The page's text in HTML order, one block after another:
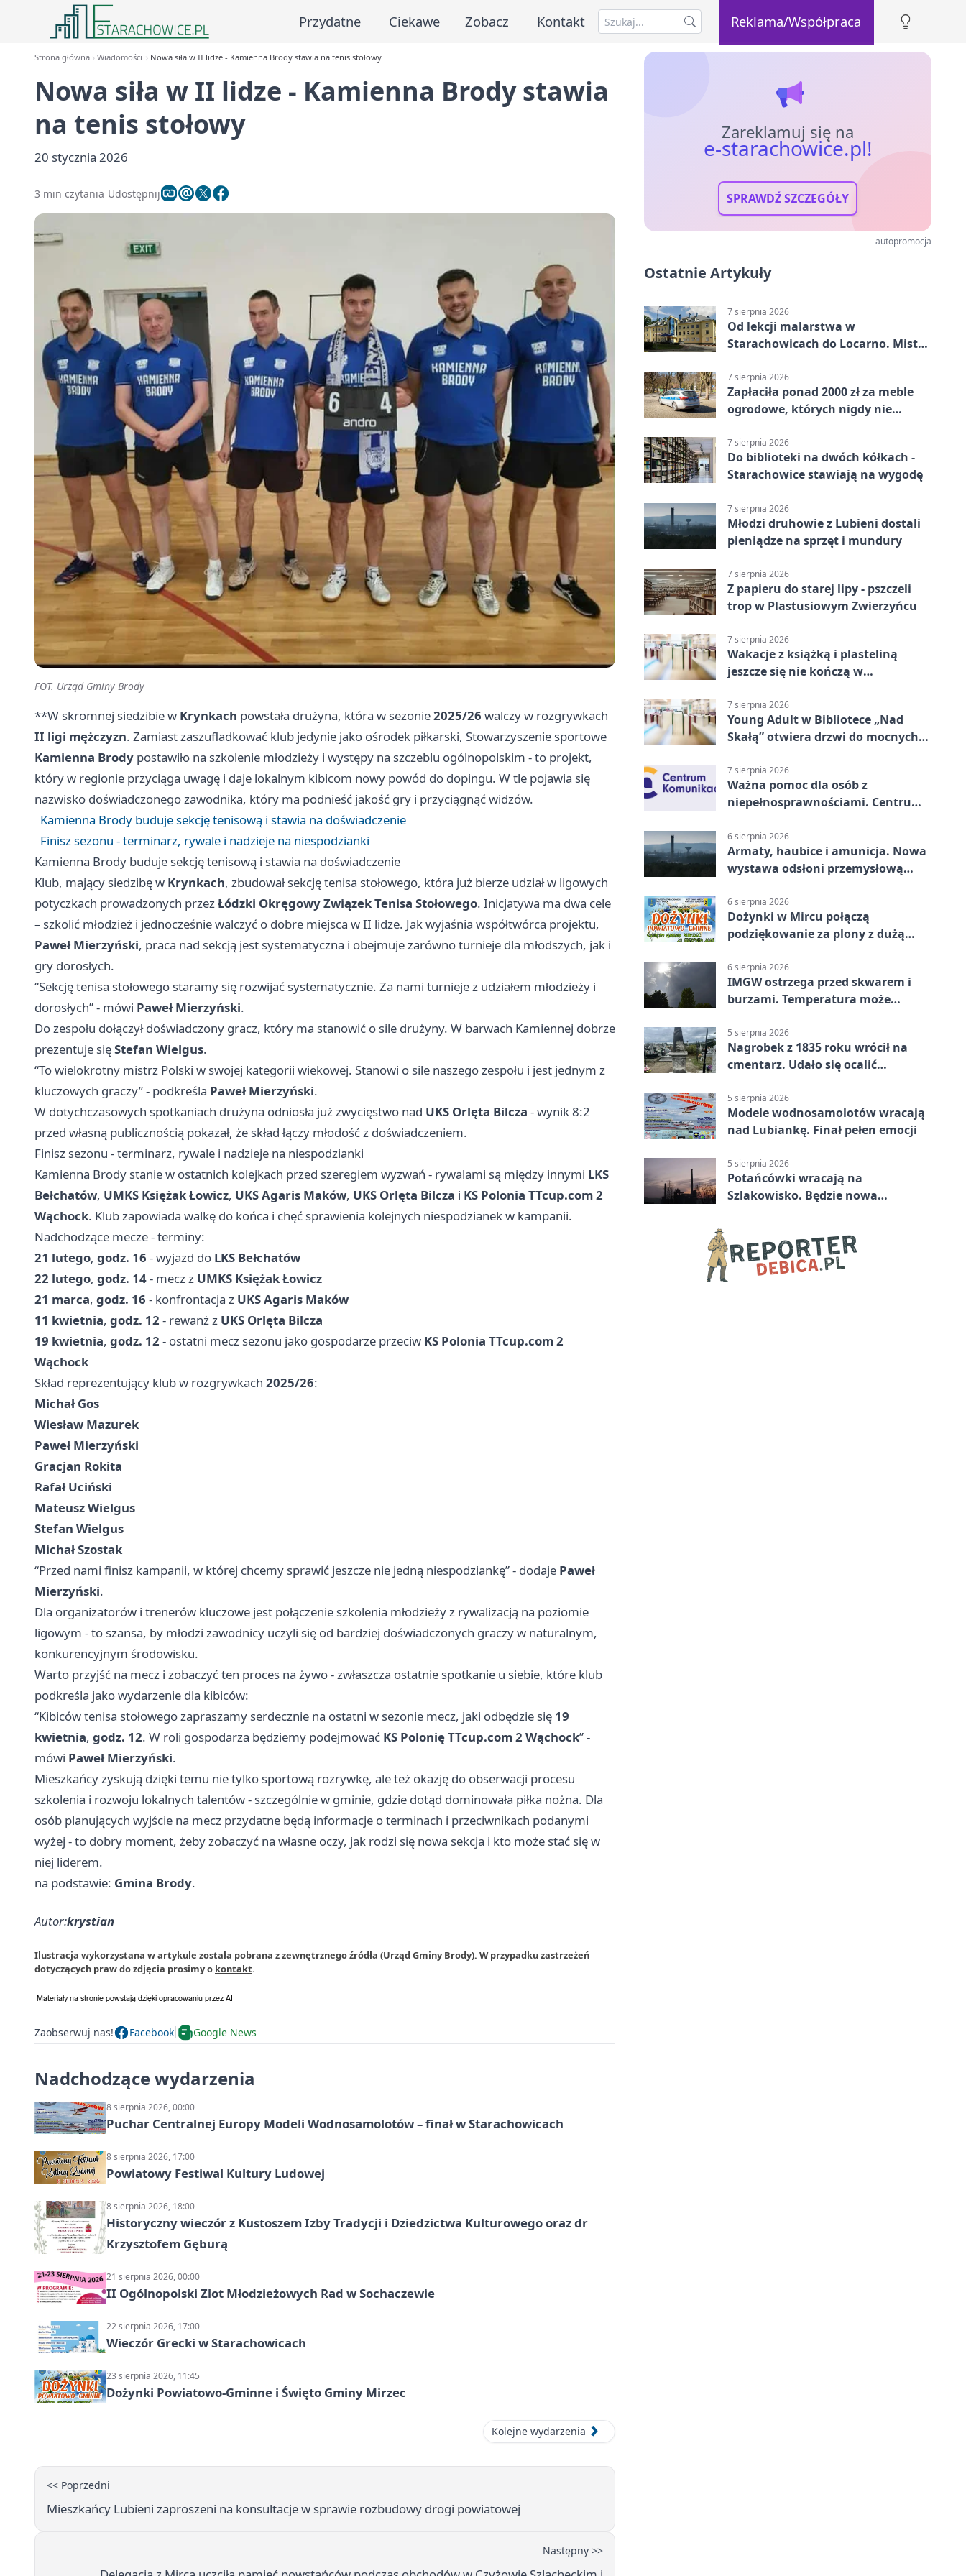
Przydatne Ciekawe Zobacz Kontakt Reklama/Współpraca
Strona główna Wiadomości Nowa siła w II lidze - Kamienna Brody stawia na tenis stołowy
Nowa siła w II lidze - Kamienna Brody stawia
na tenis stołowy
20 stycznia 2026
3 min czytania Udostępnij
FOT. Urząd Gminy Brody
**W skromnej siedzibie w Krynkach powstała drużyna, która w sezonie2025/26 walczy w rozgrywkach
II ligi mężczyzn. Zamiast zaszufladkować klub jedynie jako ośrodek piłkarski, Stowarzyszenie sportowe
Kamienna Brody postawiło na szkolenie młodzieży i występy na szczeblu ogólnopolskim - to projekt,
który w regionie przyciąga uwagę i daje lokalnym kibicom nowy powód do dopingu. W tle pojawia się
nazwisko doświadczonego zawodnika, który ma podnieść jakość gry i przyciągnąć widzów.
Kamienna Brody buduje sekcję tenisową i stawia na doświadczenie
Finisz sezonu - terminarz, rywale i nadzieje na niespodzianki
Kamienna Brody buduje sekcję tenisową i stawia na doświadczenie
Klub, mający siedzibę w Krynkach, zbudował sekcję tenisa stołowego, która już bierze udział w ligowych
potyczkach prowadzonych przezŁódzki Okręgowy Związek Tenisa Stołowego. Inicjatywa ma dwa cele
– szkolić młodzież i jednocześnie walczyć o dobre miejsca w II lidze. Jak wyjaśnia współtwórca projektu,
Paweł Mierzyński, praca nad sekcją jest systematyczna i obejmuje zarówno turnieje dla młodszych, jak i
gry dorosłych.
“Sekcję tenisa stołowego staramy się rozwijać systematycznie. Za nami turnieje z udziałem młodzieży i
dorosłych” - mówi Paweł Mierzyński.
Do zespołu dołączył doświadczony gracz, który ma stanowić o sile drużyny. W barwach Kamiennej dobrze
prezentuje sięStefan Wielgus.
“To wielokrotny mistrz Polski w swojej kategorii wiekowej. Stanowi o sile naszego zespołu i jest jednym z
kluczowych graczy” - podkreśla Paweł Mierzyński.
W dotychczasowych spotkaniach drużyna odniosła już zwycięstwo nad UKS Orlęta Bilcza - wynik 8:2
przed własną publicznością pokazał, że skład łączy młodość z doświadczeniem.
Finisz sezonu - terminarz, rywale i nadzieje na niespodzianki
Kamienna Brody stanie w ostatnich kolejkach przed szeregiem wyzwań - rywalami są między innymi LKS
Bełchatów, UMKS Księżak Łowicz, UKS Agaris Maków, UKS Orlęta Bilcza i KS Polonia TTcup.com 2
Wąchock. Klub zapowiada walkę do końca i chęć sprawienia kolejnych niespodzianek w kampanii.
Nadchodzące mecze - terminy:
21 lutego, godz. 16 - wyjazd do LKS Bełchatów
22 lutego, godz. 14- mecz z UMKS Księżak Łowicz
21 marca, godz. 16 - konfrontacja z UKS Agaris Maków
11 kwietnia, godz. 12 - rewanż z UKS Orlęta Bilcza
19 kwietnia, godz. 12 - ostatni mecz sezonu jako gospodarze przeciw KS Polonia TTcup.com 2
Wąchock
Skład reprezentujący klub w rozgrywkach 2025/26:
Michał Gos
Wiesław Mazurek
Paweł Mierzyński
Gracjan Rokita
Rafał Uciński
Mateusz Wielgus
Stefan Wielgus
Michał Szostak
“Przed nami finisz kampanii, w której chcemy sprawić jeszcze nie jedną niespodziankę” - dodaje Paweł
Mierzyński.
Dla organizatorów i trenerów kluczowe jest połączenie szkolenia młodzieży z rywalizacją na poziomie
ligowym - to szansa, by młodzi zawodnicy uczyli się od bardziej doświadczonych graczy w naturalnym,
konkurencyjnym środowisku.
Warto przyjść na mecz i zobaczyć ten proces na żywo - zwłaszcza ostatnie spotkanie u siebie, które klub
podkreśla jako wydarzenie dla kibiców:
“Kibiców tenisa stołowego zapraszamy serdecznie na ostatni w sezonie mecz, jaki odbędzie się 19
kwietnia, godz. 12. W roli gospodarza będziemy podejmować KS Polonię TTcup.com 2 Wąchock” -
mówi Paweł Mierzyński.
Mieszkańcy zyskują dzięki temu nie tylko sportową rozrywkę, ale też okazję do obserwacji procesu
szkolenia i rozwoju lokalnych talentów - szczególnie w gminie, gdzie dotąd dominowała piłka nożna. Dla
osób planujących wyjście na mecz przydatne będą informacje o terminach i przeciwnikach podanymi
wyżej - to dobry moment, żeby zobaczyć na własne oczy, jak rodzi się nowa sekcja i kto może stać się w
niej liderem.
na podstawie: Gmina Brody.
Autor:krystian
Ilustracja wykorzystana w artykule została pobrana z zewnętrznego źródła (Urząd Gminy Brody). W przypadku zastrzeżeń
dotyczących praw do zdjęcia prosimy o kontakt.
Zaobserwuj nas! Facebook Google News
Nadchodzące wydarzenia
8 sierpnia 2026, 00:00
Puchar Centralnej Europy Modeli Wodnosamolotów – finał w Starachowicach
8 sierpnia 2026, 17:00
Powiatowy Festiwal Kultury Ludowej
8 sierpnia 2026, 18:00
Historyczny wieczór z Kustoszem Izby Tradycji i Dziedzictwa Kulturowego oraz dr
Krzysztofem Gęburą
21 sierpnia 2026, 00:00
II Ogólnopolski Zlot Młodzieżowych Rad w Sochaczewie
22 sierpnia 2026, 17:00
Wieczór Grecki w Starachowicach
23 sierpnia 2026, 11:45
Dożynki Powiatowo-Gminne i Święto Gminy Mirzec
Kolejne wydarzenia
<< Poprzedni
Mieszkańcy Lubieni zaproszeni na konsultacje w sprawie rozbudowy drogi powiatowej
Następny >>
Zareklamuj się na
e-starachowice.pl!
SPRAWDŹ SZCZEGÓŁY
autopromocja
Ostatnie Artykuły
7 sierpnia 2026
Od lekcji malarstwa w
Starachowicach do Locarno. Mistrz
7 sierpnia 2026
Zapłaciła ponad 2000 zł za meble
ogrodowe, których nigdy nie
7 sierpnia 2026
Do biblioteki na dwóch kółkach -
Starachowice stawiają na wygodę
7 sierpnia 2026
Młodzi druhowie z Lubieni dostali
pieniądze na sprzęt i mundury
7 sierpnia 2026
Z papieru do starej lipy - pszczeli
trop w Plastusiowym Zwierzyńcu
7 sierpnia 2026
Wakacje z książką i plasteliną
jeszcze się nie kończą w
7 sierpnia 2026
Young Adult w Bibliotece „Nad
Skałą” otwiera drzwi do mocnych
7 sierpnia 2026
Ważna pomoc dla osób z
niepełnosprawnościami. Centrum
6 sierpnia 2026
Armaty, haubice i amunicja. Nowa
wystawa odsłoni przemysłową
6 sierpnia 2026
Dożynki w Mircu połączą
podziękowanie za plony z dużą
6 sierpnia 2026
IMGW ostrzega przed skwarem i
burzami. Temperatura może
5 sierpnia 2026
Nagrobek z 1835 roku wrócił na
cmentarz. Udało się ocalić
5 sierpnia 2026
Modele wodnosamolotów wracają
nad Lubiankę. Finał pełen emocji
5 sierpnia 2026
Potańcówki wracają na
Szlakowisko. Będzie nowa